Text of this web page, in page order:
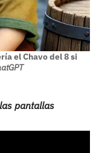
el Chavo del 8 si
pantallas